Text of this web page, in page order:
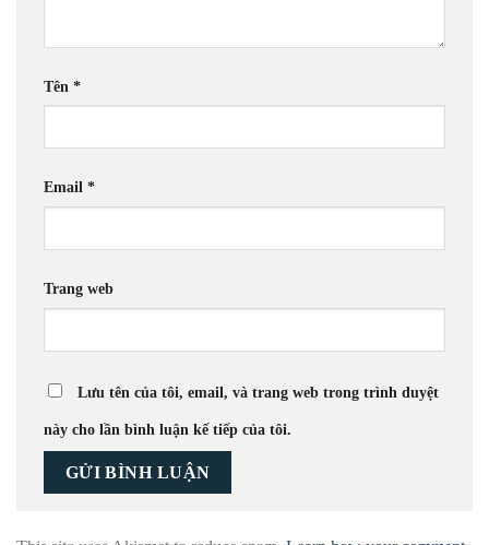
Tên *
Email *
Trang web
Lưu tên của tôi, email, và trang web trong trình duyệt
này cho lần bình luận kế tiếp của tôi.